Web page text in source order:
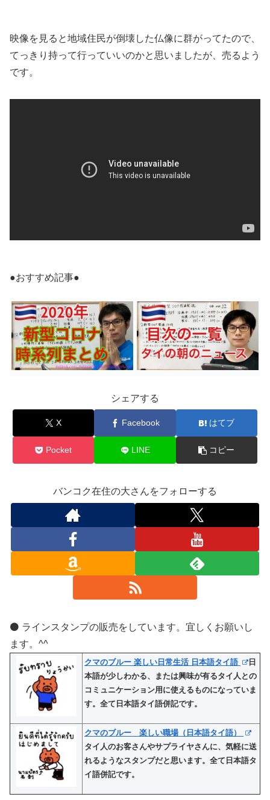
映像を見ると地域住民が倒壊した仏像に群がってたので、
てっきり持って行っていいのかと思いましたが、売るよう
です。
●おすすめ記事●
シェアする
X Facebook はてブ
Pocket LINE コピー
バンコク在住の大さんをフォローする
⚫️ ラインスタンプの販売をしています。宜しくお願いし
ます。^^
クマのブルー 楽しい日常生活 日本語タイ語
日
本語が少しわかる、または興味が有るタイ人との
コミュニケーション用に使えるものになっていま
す。全て日本語タイ語併記です。
クマのブルー 楽しい職場（日本語タイ語）
タイ人のお客さんやサプライヤさんに、気軽に送
れるようなスタンプだと思います。全て日本語タ
イ語併記です。